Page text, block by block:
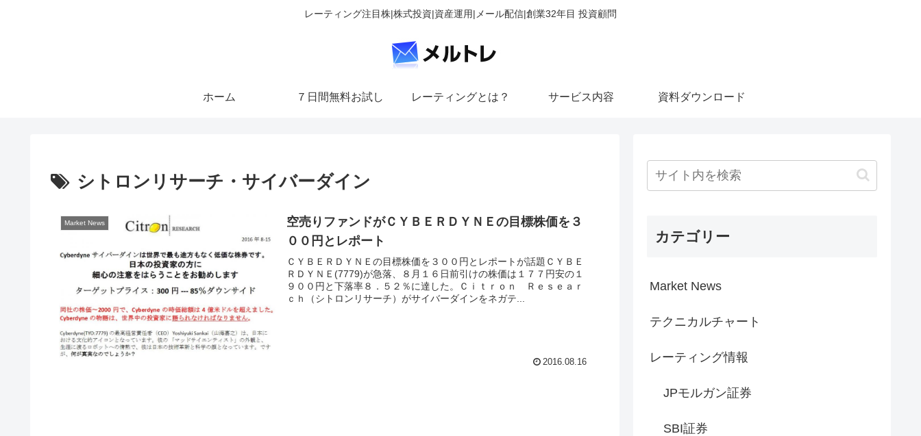
レーティング注目株|株式投資|資産運用|メール配信|創業32年目 投資顧問
ホーム ７日間無料お試し レーティングとは？ サービス内容 資料ダウンロード
シトロンリサーチ・サイバーダイン
Market News
空売りファンドがＣＹＢＥＲＤＹＮＥの目標株価を３
００円とレポート
ＣＹＢＥＲＤＹＮＥの目標株価を３００円とレポートが話題ＣＹＢＥ
ＲＤＹＮＥ(7779)が急落、８月１６日前引けの株価は１７７円安の１
９００円と下落率８．５２％に達した。Ｃｉｔｒｏｎ Ｒｅｓｅａｒ
ｃｈ（シトロンリサーチ）がサイバーダインをネガテ...
2016.08.16
カテゴリー
Market News
テクニカルチャート
レーティング情報
JPモルガン証券
SBI証券